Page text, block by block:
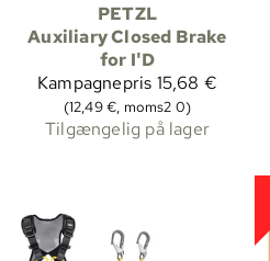
PETZL
Auxiliary Closed Brake
for I'D
Kampagnepris 15,68 €
(12,49 €, moms2 0)
Tilgængelig på lager